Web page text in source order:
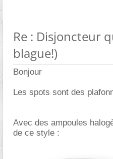
Re : Disjoncteur
blague!)
Bonjour
Les spots sont des
Avec des ampoules
de ce style :